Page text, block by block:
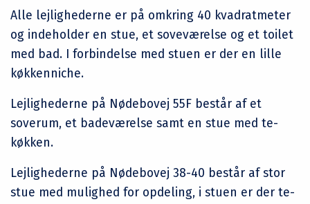
Alle lejlighederne er på omkring 40 kvadratmeter
og indeholder en stue, et soveværelse og et toilet
med bad. I forbindelse med stuen er der en lille
køkkenniche.
Lejlighederne på Nødebovej 55F består af et
soverum, et badeværelse samt en stue med te-
køkken.
Lejlighederne på Nødebovej 38-40 består af stor
stue med mulighed for opdeling, i stuen er der te-